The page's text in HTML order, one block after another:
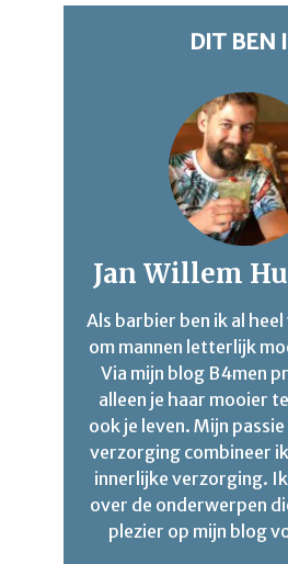
DIT BEN
Jan Willem
Als barbier ben ik al
om mannen letterlijk
Via mijn blog B4men
alleen je haar mooier
ook je leven. Mijn
verzorging combineer
innerlijke verzorging.
over de onderwerpen
plezier op mijn blog